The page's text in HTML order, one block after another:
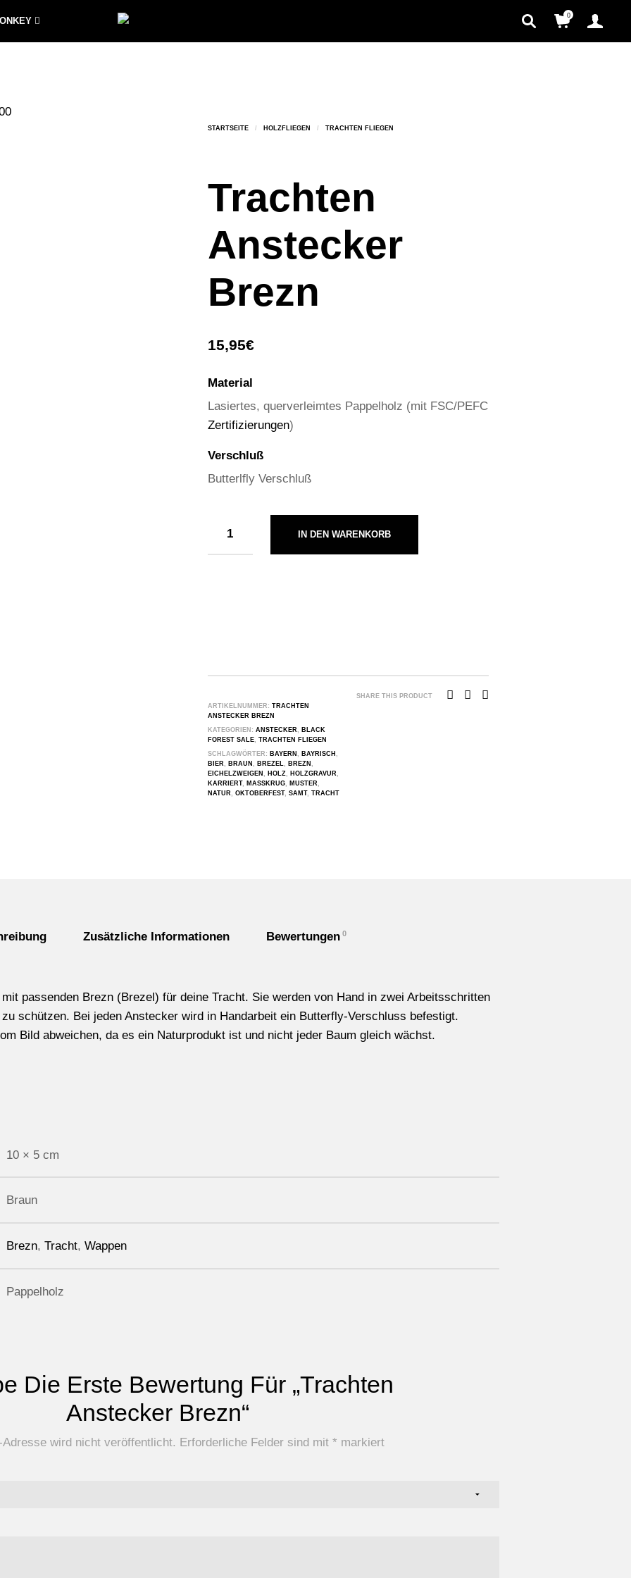
0
Trachten
Anstecker
Brezn
15,95€
Material
Lasiertes, querverleimtes Pappelholz (mit FSC/PEFC
Zertifizierungen)
Verschluß
Butterlfly Verschluß
IN DEN WARENKORB
ARTIKELNUMMER: TRACHTEN
ANSTECKER BREZN
KATEGORIEN: ANSTECKER
BLACK
FOREST SALE, TRACHTEN FLIEGEN
SCHLAGWÖRTER: BAYERN BAYRISCH
BIER
BRAUN BREZEL BREZN
EICHELZWEIGEN
HOLZ HOLZGRAVUR
KARRIERT, MASSKRUG , MUSTER
NATUR
OKTOBERFEST, SAMT, TRACHT
SHARE THIS PRODUCT
Zusätzliche Informationen Bewertungen 0
passenden Brezn (Brezel) für deine Tracht. Sie werden von Hand in zwei Arbeitsschritten
schützen. Bei jeden Anstecker wird in Handarbeit ein Butterfly-Verschluss befestigt.
Bild abweichen, da es ein Naturprodukt ist und nicht jeder Baum gleich wächst.
10 × 5 cm
Braun
Brezn, Tracht, Wappen
Pappelholz
Die Erste Bewertung Für „Trachten
Anstecker Brezn“
wird nicht veröffentlicht. Erforderliche Felder sind mit * markiert